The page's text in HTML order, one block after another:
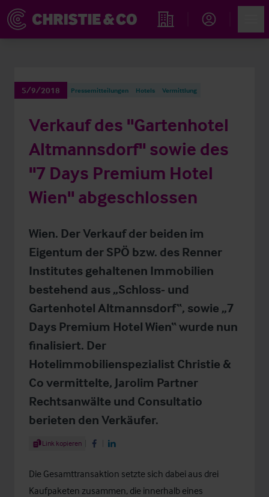
Immobiliensuche
5/9/2018 Pressemitteilungen Hotels Vermittlung
Verkauf des "Gartenhotel
Altmannsdorf" sowie des
"7 Days Premium Hotel
Wien" abgeschlossen
Wien. Der Verkauf der beiden im
Eigentum der SPÖ bzw. des Renner
Institutes gehaltenen Immobilien
bestehend aus „Schloss- und
Gartenhotel Altmannsdorf“, sowie „7
Days Premium Hotel Wien“ wurde nun
finalisiert. Der
Hotelimmobilienspezialist Christie &
Co vermittelte, Jarolim Partner
Rechtsanwälte und Consultatio
berieten den Verkäufer.
Share Article
Link kopieren Share on Facebook
Share on LinkedIn
Die Gesamttransaktion setzte sich dabei aus drei
Kaufpaketen zusammen, die innerhalb eines